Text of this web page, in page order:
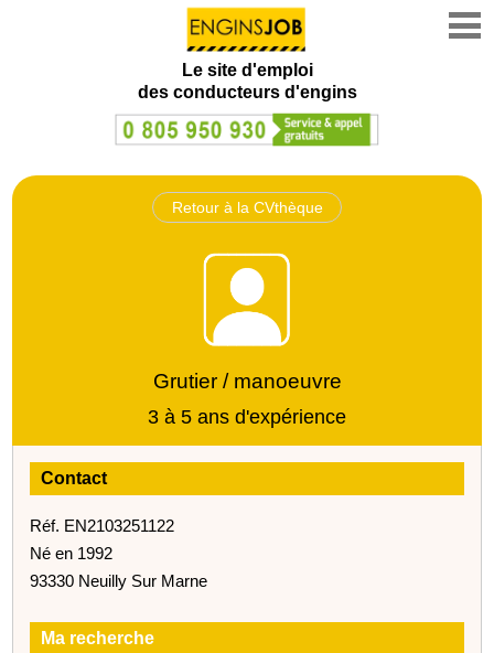
Le site d'emploi
des conducteurs d'engins
Retour à la CVthèque
Grutier / manoeuvre
3 à 5 ans d'expérience
Contact
Réf. EN2103251122
Né en 1992
93330 Neuilly Sur Marne
Ma recherche